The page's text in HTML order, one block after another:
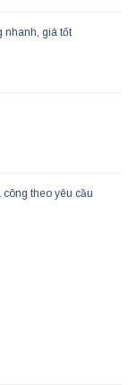
nhanh, giá tốt
theo yêu cầu